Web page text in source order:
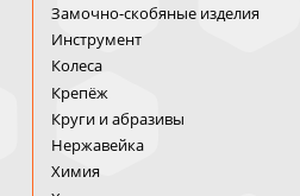
Замочно-скобяные изделия
Инструмент
Колеса
Крепёж
Круги и абразивы
Нержавейка
Химия